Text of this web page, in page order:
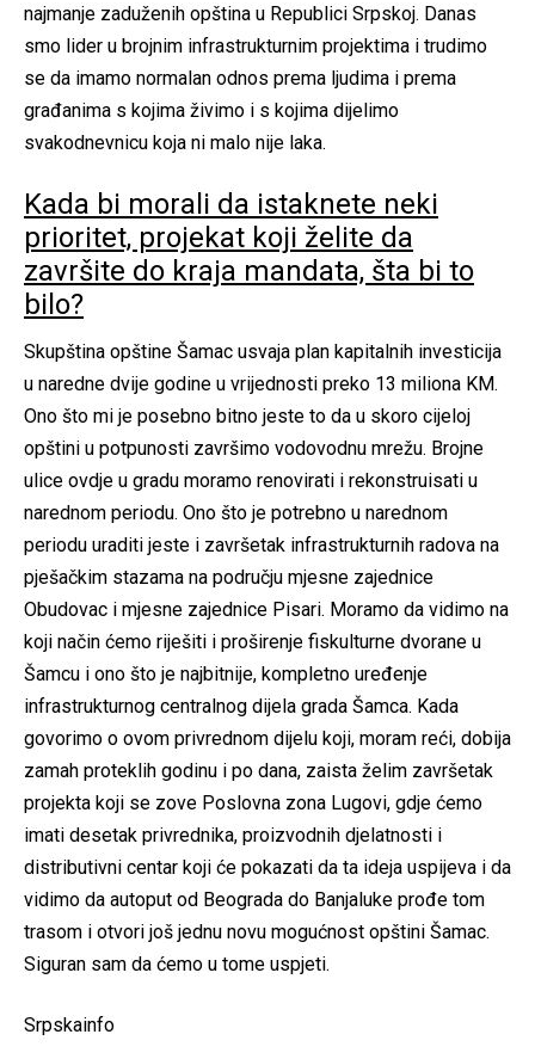
najmanje zaduženih opština u Republici Srpskoj. Danas
smo lider u brojnim infrastrukturnim projektima i trudimo
se da imamo normalan odnos prema ljudima i prema
građanima s kojima živimo i s kojima dijelimo
svakodnevnicu koja ni malo nije laka.
Kada bi morali da istaknete neki
prioritet, projekat koji želite da
završite do kraja mandata, šta bi to
bilo?
Skupština opštine Šamac usvaja plan kapitalnih investicija
u naredne dvije godine u vrijednosti preko 13 miliona KM.
Ono što mi je posebno bitno jeste to da u skoro cijeloj
opštini u potpunosti završimo vodovodnu mrežu. Brojne
ulice ovdje u gradu moramo renovirati i rekonstruisati u
narednom periodu. Ono što je potrebno u narednom
periodu uraditi jeste i završetak infrastrukturnih radova na
pješačkim stazama na području mjesne zajednice
Obudovac i mjesne zajednice Pisari. Moramo da vidimo na
koji način ćemo riješiti i proširenje fiskulturne dvorane u
Šamcu i ono što je najbitnije, kompletno uređenje
infrastrukturnog centralnog dijela grada Šamca. Kada
govorimo o ovom privrednom dijelu koji, moram reći, dobija
zamah proteklih godinu i po dana, zaista želim završetak
projekta koji se zove Poslovna zona Lugovi, gdje ćemo
imati desetak privrednika, proizvodnih djelatnosti i
distributivni centar koji će pokazati da ta ideja uspijeva i da
vidimo da autoput od Beograda do Banjaluke prođe tom
trasom i otvori još jednu novu mogućnost opštini Šamac.
Siguran sam da ćemo u tome uspjeti.
Srpskainfo